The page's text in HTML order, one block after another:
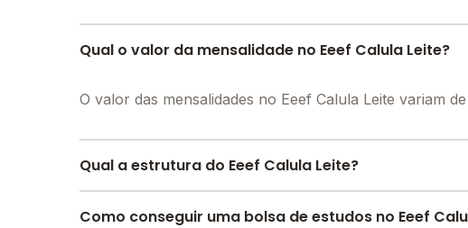
Qual o valor da mensalidade no Eeef Calula Leite?
O valor das mensalidades no Eeef Calula Leite variam
Qual a estrutura do Eeef Calula Leite?
O Eeef Calula Leite oferece toda a estrutura
Como conseguir uma bolsa de estudos no Eeef